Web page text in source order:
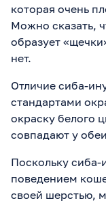
которая очень
Можно сказать,
образует
нет.
Отличие сиба-
стандартами
окраску белого
совпадают у
Поскольку
поведением
своей шерстью,